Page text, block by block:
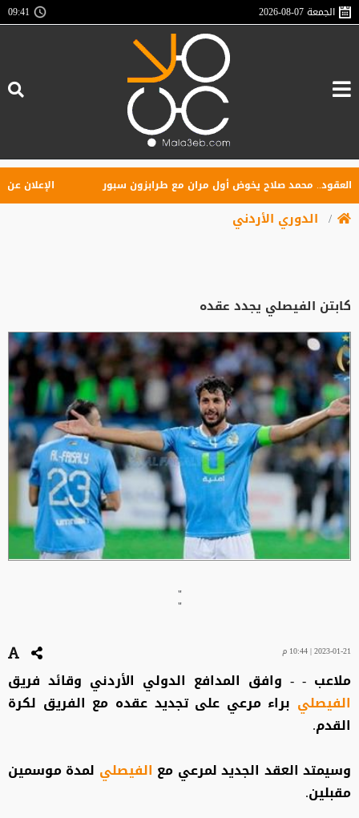
الجمعة2026-08-07
09:41
محمد صلاح يخوض أول مران مع طرابزون سبور الإعلان عن
الدوري الأردني
كابتن الفيصلي يجدد عقده
"
"
2023-01-21 | 10:44 م
ملاعب - - وافق المدافع الدولي الأردني وقائد فريق
الفيصلي براء مرعي على تجديد عقده مع الفريق لكرة
القدم.
وسيمتد العقد الجديد لمرعي مع الفيصلي لمدة موسمين
مقبلين.